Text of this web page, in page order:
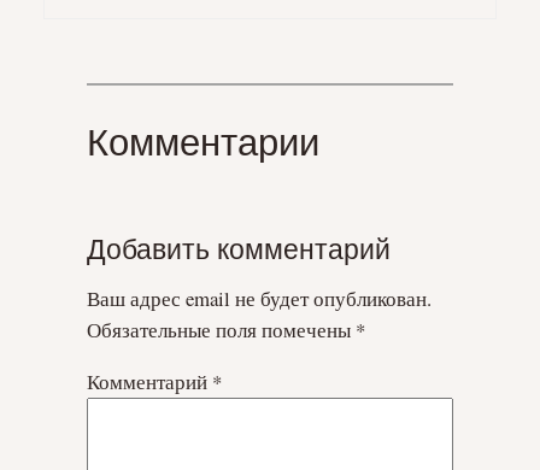
Комментарии
Добавить комментарий
Ваш адрес email не будет опубликован.
Обязательные поля помечены *
Комментарий *